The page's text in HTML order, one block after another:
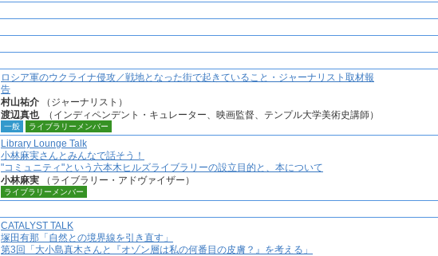
ロシア軍のウクライナ侵攻／戦地となった街で起きていること・ジャーナリスト取材報
告
村山祐介 （ジャーナリスト）
渡辺真也 （インディペンデント・キュレーター、映画監督、テンプル大学美術史講師）
一般 ライブラリーメンバー
Library Lounge Talk
小林麻実さんとみんなで話そう！
"コミュニティ"という六本木ヒルズライブラリーの設立目的と、本について
小林麻実 （ライブラリー・アドヴァイザー）
ライブラリーメンバー
CATALYST TALK
塚田有那「自然との境界線を引き直す」
第3回「大小島真木さんと『オゾン層は私の何番目の皮膚？』を考える」